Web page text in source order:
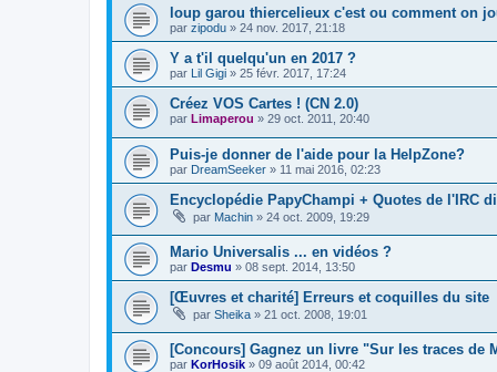
loup garou thiercelieux c'est ou comment on
par zipodu » 24 nov. 2017, 21:18
Y a t'il quelqu'un en 2017 ?
par Lil Gigi » 25 févr. 2017, 17:24
Créez VOS Cartes ! (CN 2.0)
par Limaperou » 29 oct. 2011, 20:40
Puis-je donner de l'aide pour la HelpZone?
par DreamSeeker » 11 mai 2016, 02:23
Encyclopédie PapyChampi + Quotes de l'IRC
par Machin » 24 oct. 2009, 19:29
Mario Universalis ... en vidéos ?
par Desmu » 08 sept. 2014, 13:50
[Œuvres et charité] Erreurs et coquilles du site
par Sheika » 21 oct. 2008, 19:01
[Concours] Gagnez un livre "Sur les traces de
par KorHosik » 09 août 2014, 00:42